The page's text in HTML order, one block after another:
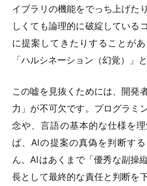
イブラリの機能をでっち上げた
しくても論理的に破綻している
に提案してきたりすることが
「ハルシネーション（幻覚）」
この嘘を見抜くためには、開発
力」が不可欠です。プログラミ
念や、言語の基本的な仕様を
ば、AIの提案の真偽を判断す
ん。AIはあくまで「優秀な副操
長として最終的な責任と判断を